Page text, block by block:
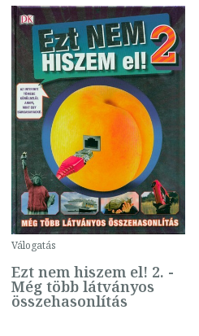
Válogatás
Ezt nem hiszem el! 2. -
Még több látványos
összehasonlítás